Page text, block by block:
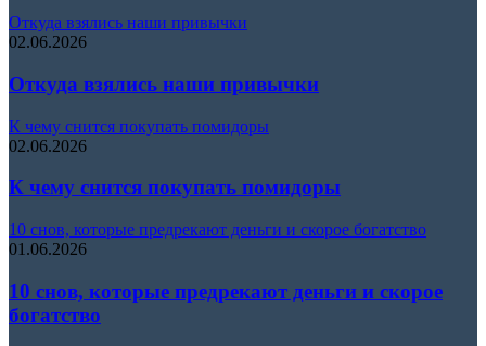
Откуда взялись наши привычки
02.06.2026
Откуда взялись наши привычки
К чему снится покупать помидоры
02.06.2026
К чему снится покупать помидоры
10 снов, которые предрекают деньги и скорое богатство
01.06.2026
10 снов, которые предрекают деньги и скорое
богатство